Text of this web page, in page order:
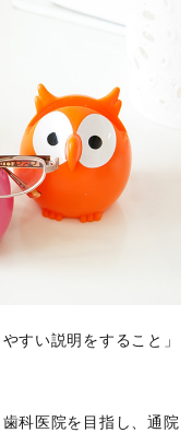
すい説明をすること」
科医院を目指し、通院